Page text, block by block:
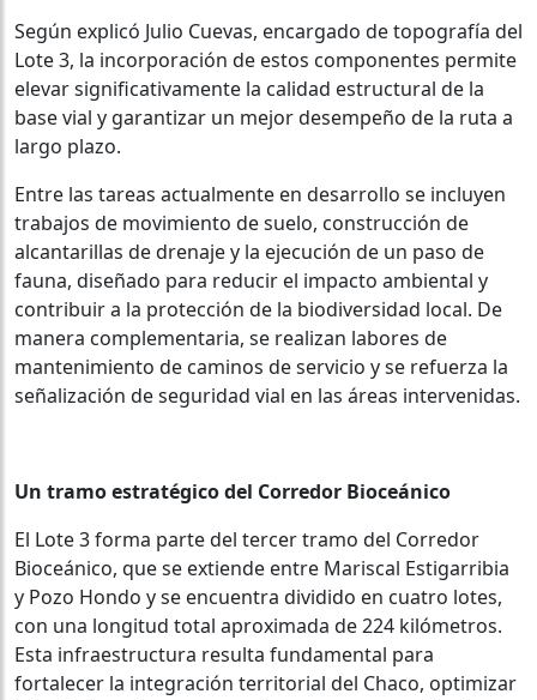
Según explicó Julio Cuevas, encargado de topografía del
Lote 3, la incorporación de estos componentes permite
elevar significativamente la calidad estructural de la
base vial y garantizar un mejor desempeño de la ruta a
largo plazo.
Entre las tareas actualmente en desarrollo se incluyen
trabajos de movimiento de suelo, construcción de
alcantarillas de drenaje y la ejecución de un paso de
fauna, diseñado para reducir el impacto ambiental y
contribuir a la protección de la biodiversidad local. De
manera complementaria, se realizan labores de
mantenimiento de caminos de servicio y se refuerza la
señalización de seguridad vial en las áreas intervenidas.
Un tramo estratégico del Corredor Bioceánico
El Lote 3 forma parte del tercer tramo del Corredor
Bioceánico, que se extiende entre Mariscal Estigarribia
y Pozo Hondo y se encuentra dividido en cuatro lotes,
con una longitud total aproximada de 224 kilómetros.
Esta infraestructura resulta fundamental para
fortalecer la integración territorial del Chaco, optimizar